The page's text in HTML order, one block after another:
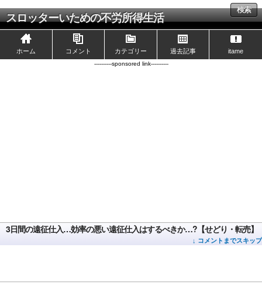
スロッターいための不労所得生活
検索
ホーム コメント カテゴリー 過去記事 itame
----------sponsored link----------
3日間の遠征仕入…効率の悪い遠征仕入はするべきか…?【せどり・転売】
↓ コメントまでスキップ